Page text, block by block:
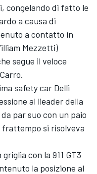
congelando di fatto le
a causa di
a contatto in
Mezzetti)
segue il veloce
safety car Delli
al lieader della
par suo con un paio
frattempo si risolveva
con la 911 GT3
la posizione al